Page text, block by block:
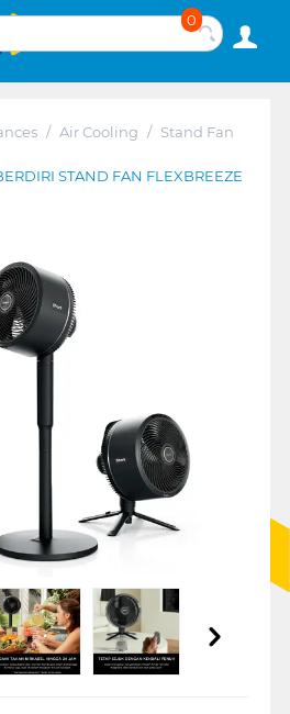
0
/ Air Cooling / Stand Fan
STAND FAN FLEXBREEZE